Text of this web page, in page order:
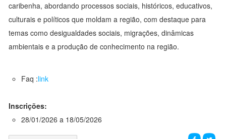
caribenha, abordando processos sociais, históricos, educativos,
culturais e políticos que moldam a região, com destaque para
temas como desigualdades sociais, migrações, dinâmicas
ambientais e a produção de conhecimento na região.
Faq :link
Inscrições:
28/01/2026 a 18/05/2026